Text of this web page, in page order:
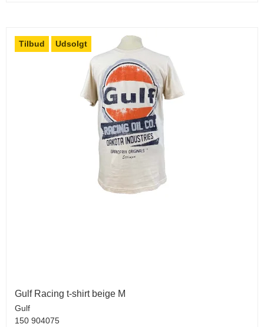
Tilbud Udsolgt
Gulf Racing t-shirt beige M
Gulf
150 904075